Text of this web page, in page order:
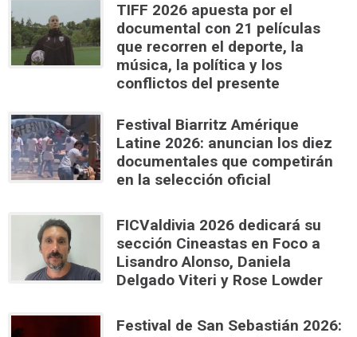
TIFF 2026 apuesta por el
documental con 21 películas
que recorren el deporte, la
música, la política y los
conflictos del presente
Festival Biarritz Amérique
Latine 2026: anuncian los diez
documentales que competirán
en la selección oficial
FICValdivia 2026 dedicará su
sección Cineastas en Foco a
Lisandro Alonso, Daniela
Delgado Viteri y Rose Lowder
Festival de San Sebastián 2026: